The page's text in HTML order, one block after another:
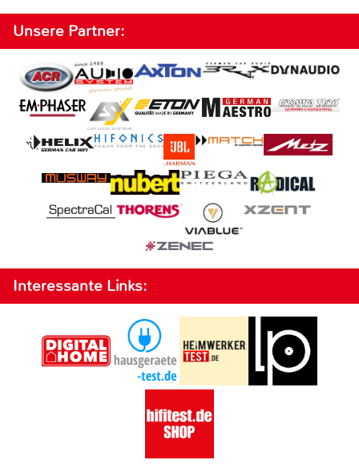
Unsere Partner:
Interessante Links: